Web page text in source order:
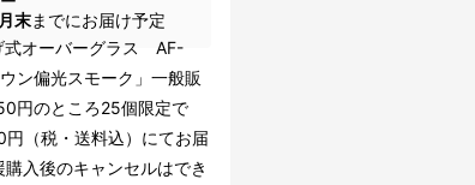
末までにお届け予定
式オーバーグラス AF-
ン偏光スモーク」一般販
円のところ25個限定で
（税・送料込）にてお届
入後のキャンセルはでき